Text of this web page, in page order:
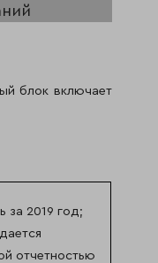
блок включает
за 2019 год;
отчетностью